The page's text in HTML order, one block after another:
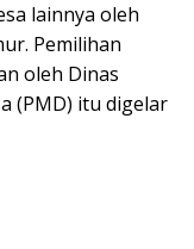
lainnya oleh
Pemilihan
oleh Dinas
(PMD) itu digelar